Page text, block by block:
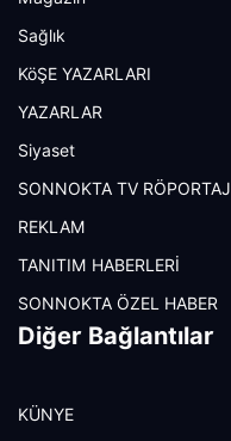
Sağlık
KöŞE YAZARLARI
YAZARLAR
Siyaset
SONNOKTA TV RÖPORTAJ
REKLAM
TANITIM HABERLERİ
SONNOKTA ÖZEL HABER
Diğer Bağlantılar
KÜNYE